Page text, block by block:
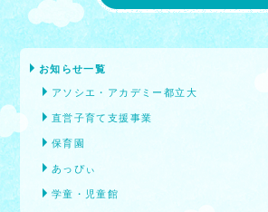
お知らせ一覧
アソシエ・アカデミー都立大
直営子育て支援事業
保育園
あっぴぃ
学童・児童館